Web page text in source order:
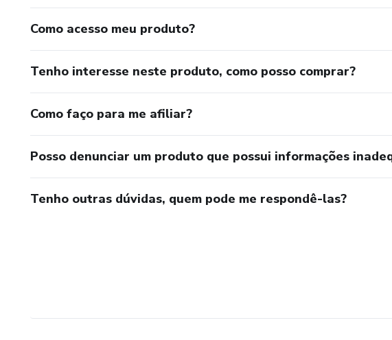
Como acesso meu produto?
Tenho interesse neste produto, como posso comprar?
Como faço para me afiliar?
Posso denunciar um produto que possui informações
Tenho outras dúvidas, quem pode me respondê-las?